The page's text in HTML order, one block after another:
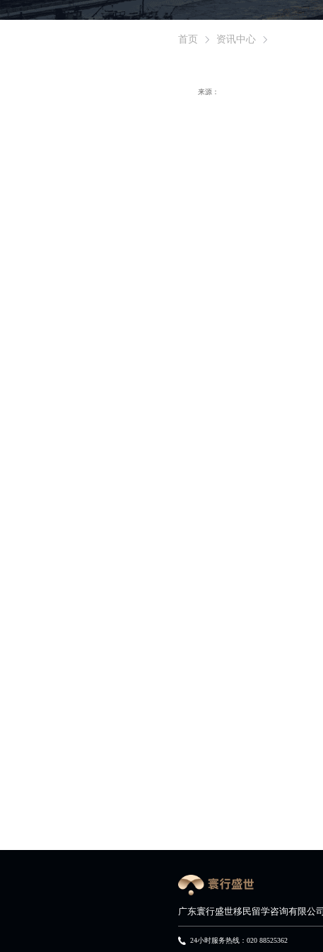
首页 资讯中心
来源：
广东寰行盛世移民留学咨询有限公司
24小时服务热线：020 88525362